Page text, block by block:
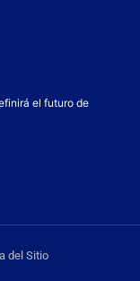
el futuro de
del Sitio